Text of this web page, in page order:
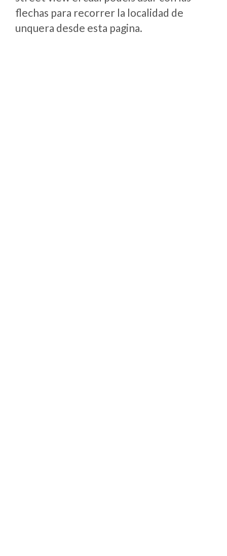
flechas para recorrer la localidad de
unquera desde esta pagina.